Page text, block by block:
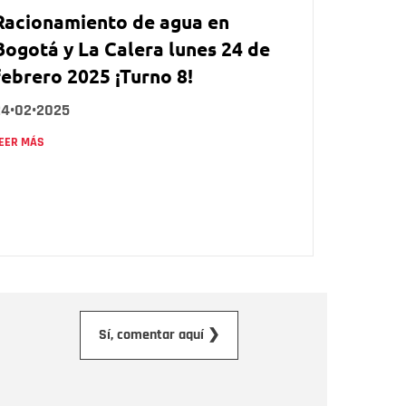
de agua en
y La Calera lunes 24 de
2025 ¡Turno 8!
MÁS
Sí, comentar aquí ❯